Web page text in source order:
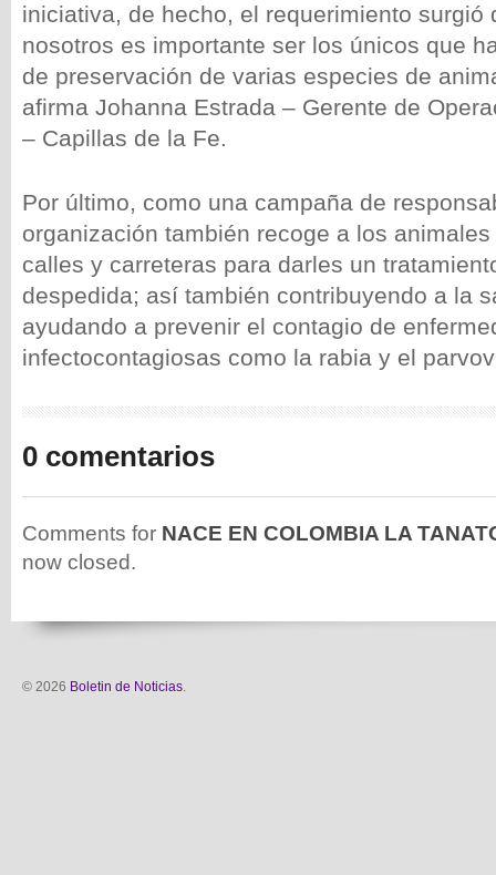
iniciativa, de hecho, el requerimiento surgió
nosotros es importante ser los únicos que
de preservación de varias especies de
afirma Johanna Estrada – Gerente de
– Capillas de la Fe.
Por último, como una campaña de
organización también recoge a los
calles y carreteras para darles un
despedida; así también contribuyendo a la
ayudando a prevenir el contagio de
infectocontagiosas como la rabia y el
0 comentarios
Comments for NACE EN COLOMBIA LA
now closed.
© 2026 Boletin de Noticias.